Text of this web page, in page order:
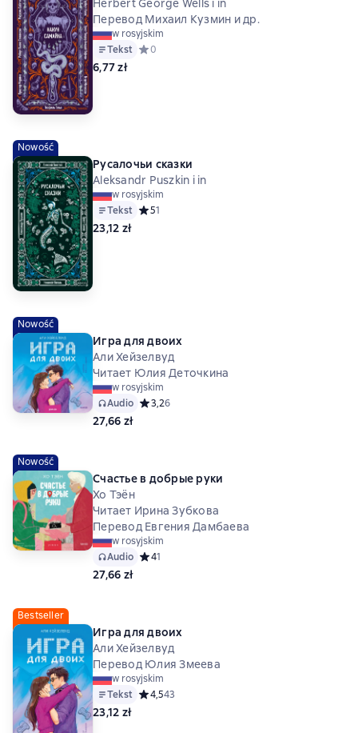
Herbert George Wells i in
Перевод Михаил Кузмин и др.
w rosyjskim
Tekst Средний рейтинг 0 на основе 0 оценок
0
6,77 zł
Nowość
Русалочьи сказки
Aleksandr Puszkin i in
w rosyjskim
Tekst Средний рейтинг 5 на основе 1 оценок
51
23,12 zł
Nowość
Игра для двоих
Али Хейзелвуд
Читает Юлия Деточкина
w rosyjskim
Audio Средний рейтинг 3,2 на основе 6 оценок
3,26
27,66 zł
Nowość
Счастье в добрые руки
Хо Тэён
Читает Ирина Зубкова
Перевод Евгения Дамбаева
w rosyjskim
Audio Средний рейтинг 4 на основе 1 оценок
41
27,66 zł
Bestseller
Игра для двоих
Али Хейзелвуд
Перевод Юлия Змеева
w rosyjskim
Tekst Средний рейтинг 4,5 на основе 43 оценок
4,543
23,12 zł